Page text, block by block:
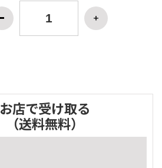
お店で受け取る
（送料無料）